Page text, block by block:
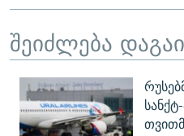
შეიძლება